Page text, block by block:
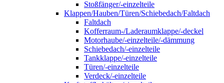
Stoßfänger/-einzelteile
Klappen/Hauben/Türen/Schiebedach/Faltdach
Faltdach
Kofferraum-/Laderaumklappe/-deckel
Motorhaube/-einzelteile/-dämmung
Schiebedach/-einzelteile
Tankklappe/-einzelteile
Türen/-einzelteile
Verdeck/-einzelteile